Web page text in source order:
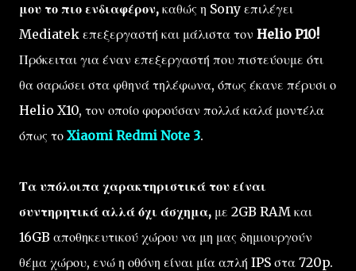
μου το πιο ενδιαφέρον, καθώς η Sony επιλέγει
Mediatek επεξεργαστή και μάλιστα τον Helio P10!
Πρόκειται για έναν επεξεργαστή που πιστεύουμε ότι
θα σαρώσει στα φθηνά τηλέφωνα, όπως έκανε πέρυσι ο
Helio X10, τον οποίο φορούσαν πολλά καλά μοντέλα
όπως το Xiaomi Redmi Note 3.
Τα υπόλοιπα χαρακτηριστικά του είναι
συντηρητικά αλλά όχι άσχημα, με 2GB RAM και
16GB αποθηκευτικού χώρου να μη μας δημιουργούν
θέμα χώρου, ενώ η οθόνη είναι μία απλή IPS στα 720p.